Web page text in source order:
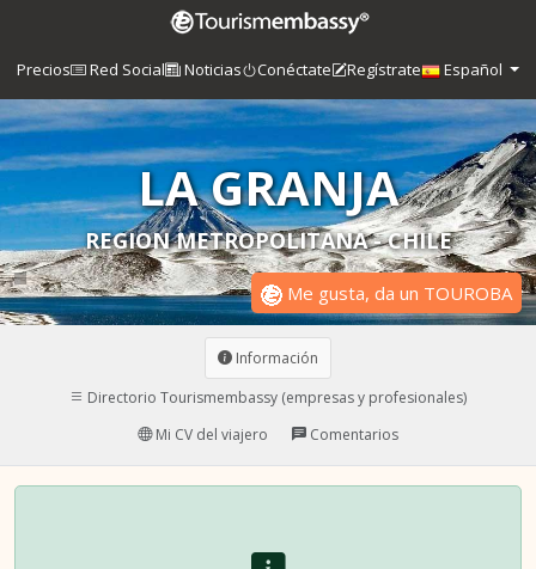
Precios Red Social Noticias Conéctate Regístrate Español
LA GRANJA
REGION METROPOLITANA - CHILE
Me gusta, da un TOUROBA
Información
Directorio Tourismembassy (empresas y profesionales)
Mi CV del viajero
Comentarios